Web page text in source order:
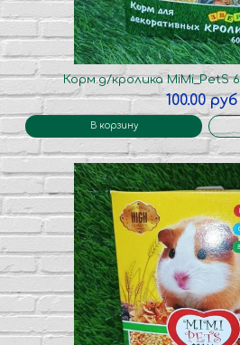
Корм.д/кролика MiMi_PetS
100.00 руб
В корзину